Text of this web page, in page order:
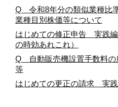
Q 令和8年分の類似業種比
業種目別株価等について
はじめての修正申告 実践
の時効あれこれ）
Q 自動販売機設置手数料
等
はじめての更正の請求 実践